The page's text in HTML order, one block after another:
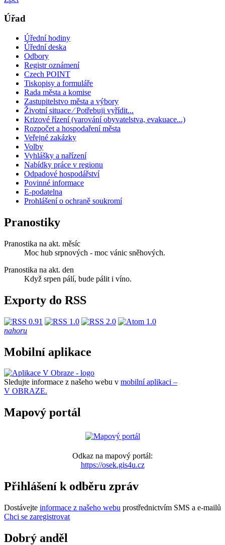
Úřad
Úřední hodiny
Úřední deska
Odbory
Registr oznámení
Czech POINT
Tiskopisy a formuláře
Rada města a komise
Zastupitelstvo města a výbory
Životní situace ⁄ Potřebuji vyřídit...
Krizové řízení (varování obyvatelstva, evakuace...)
Rozpočet a hospodaření města
Veřejné zakázky
Volby
Vyhlášky a nařízení
Nabídky práce v regionu
Odpadové hospodářství
Povinné informace
E-podatelna
Prohlášení o ochraně soukromí
Pranostiky
Pranostika na akt. měsíc
Moc hub srpnových - moc vánic sněhových.
Pranostika na akt. den
Když srpen pálí, bude pálit i víno.
Exporty do RSS
nahoru
Mobilní aplikace
Sledujte informace z našeho webu v mobilní aplikaci –
V OBRAZE.
Mapový portál
Odkaz na mapový portál:
https://osek.gis4u.cz
Přihlášení k odběru zpráv
Dostávejte informace z našeho webu prostřednictvím SMS a e-mailů
Chci se zaregistrovat
Dobrý anděl